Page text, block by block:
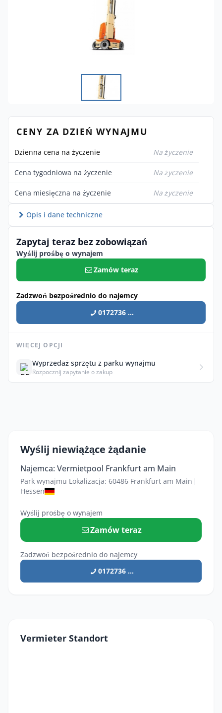
CENY ZA DZIEŃ WYNAJMU
Dzienna cena na życzenie Na życzenie
Cena tygodniowa na życzenie Na życzenie
Cena miesięczna na życzenie Na życzenie
Opis i dane techniczne
Zapytaj teraz bez zobowiązań
Wyślij prośbę o wynajem
Zamów teraz
Zadzwoń bezpośrednio do najemcy
0172736 ...
WIĘCEJ OPCJI
Wyprzedaż sprzętu z parku wynajmu
Rozpocznij zapytanie o zakup
Wyślij niewiążące żądanie
Najemca: Vermietpool Frankfurt am Main
Park wynajmu Lokalizacja: 60486 Frankfurt am Main |
Hessen
Wyślij prośbę o wynajem
Zamów teraz
Zadzwoń bezpośrednio do najemcy
0172736 ...
Vermieter Standort